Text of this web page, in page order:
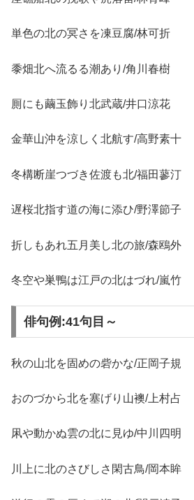
単色の北の冥さを凍豆腐/林可折
黍畑北へ流るる潮あり/角川春樹
厠にも繭玉飾り北武蔵/井口涼花
金華山沖を涼しく北航す/高野素十
冬構断崖つづき佐渡も北/福田蓼汀
遅桜北指す道の海に添ひ/野澤節子
折しもあれ五月美し北の旅/森鴎外
冬空や巣鴨は江戸の北はづれ/嵐竹
俳句例:41句目～
秋の山北を固めの砦かな/正岡子規
おのづから北を塞げり山襖/上村占
凩や動かぬ雲の北に見ゆ/中川四明
川上に北のさびしさ閑古鳥/岡本眸